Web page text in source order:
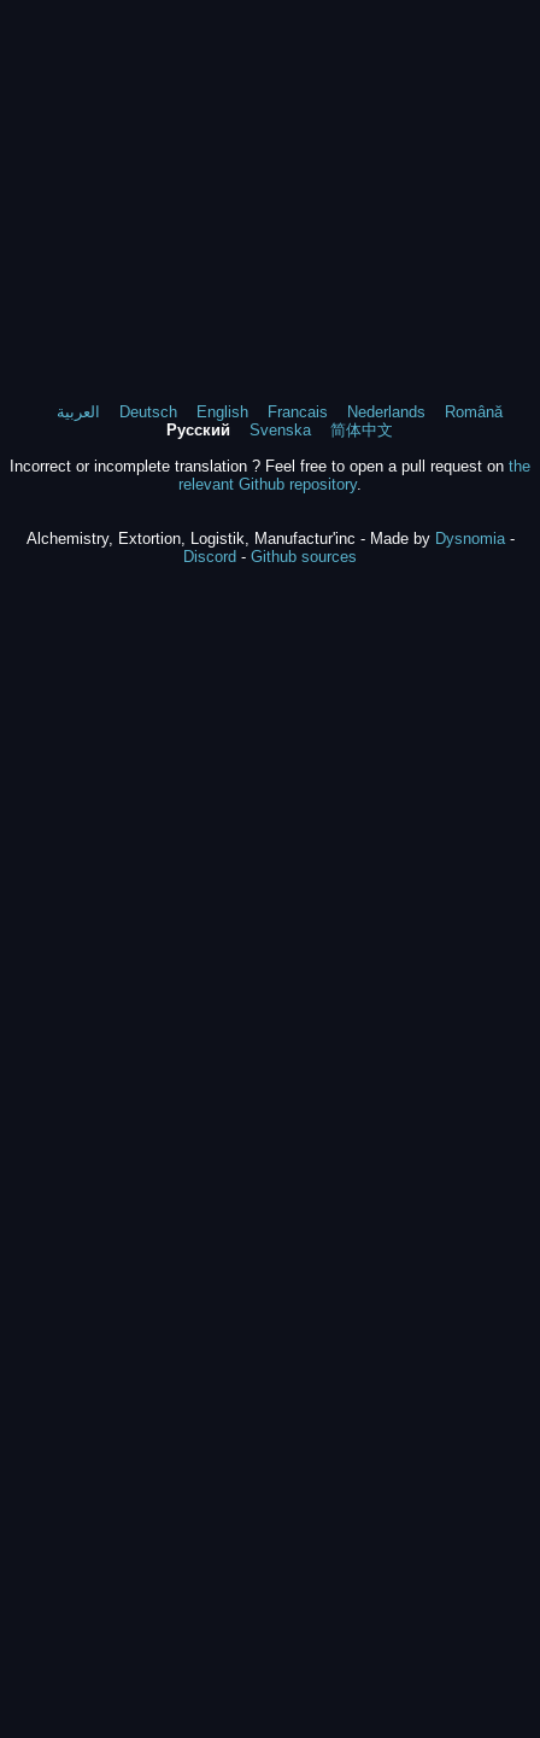
العربية Deutsch English Francais Nederlands
Română
Русский
Svenska
简体中文
Incorrect or incomplete translation ? Feel free to open a pull request on the
relevant Github repository.
Alchemistry, Extortion, Logistik, Manufactur'inc - Made by Dysnomia-
Discord - Github sources